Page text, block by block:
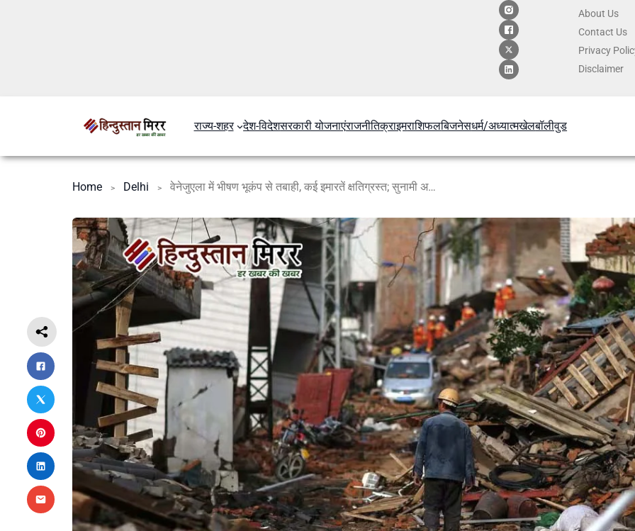
About Us
Contact Us
Privacy
Disclaimer
राज्य-शहर देश-विदेशसरकारी योजनाएंराजनीतिक्राइमराशिफलबिजनेसधर्म/अध्यात्मखेलबॉलीवुड
Home Delhi वेनेजुएला में भीषण भूकंप से तबाही, कई इमारतें क्षतिग्रस्त; सुनामी अलर्ट !